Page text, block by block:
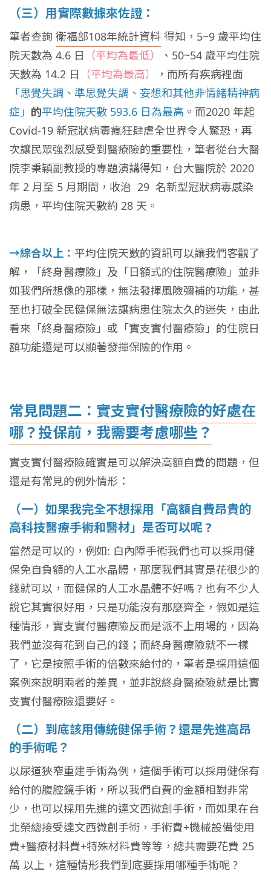
（三）用實際數據來佐證：
筆者查詢 衛福部108年統計資料 得知，5~9 歲平均住
院天數為 4.6 日
（平均為最低）
、50~54 歲平均住院
天數為 14.2 日
（平均為最高）
，而所有疾病裡面
「思覺失調、準思覺失調、妄想和其他非情緒精神病
症」 的平均住院天數 593.6 日為最高 。而2020 年起
Covid-19 新冠狀病毒瘋狂肆虐全世界令人驚恐，再
次讓民眾強烈感受到醫療險的重要性，筆者從台大醫
院李秉穎副教授的專題演講得知，台大醫院於 2020
年 2 月至 5 月期間，收治 29 名新型冠狀病毒感染
病患，平均住院天數約 28 天。
→綜合以上： 平均住院天數的資訊可以讓我們客觀了
解，「終身醫療險」及「日額式的住院醫療險」並非
如我們所想像的那樣，無法發揮風險彌補的功能，甚
至也打破全民健保無法讓病患住院太久的迷失，由此
看來「終身醫療險」或「實支實付醫療險」的住院日
額功能還是可以顯著發揮保險的作用。
常見問題二：實支實付醫療險的好處在
哪？投保前，我需要考慮哪些？
實支實付醫療險確實是可以解決高額自費的問題，但
還是有常見的例外情形：
（一）如果我完全不想採用「高額自費昂貴的
高科技醫療手術和醫材」是否可以呢 ?
當然是可以的，例如: 白內障手術我們也可以採用健
保免自負額的人工水晶體，那麼我們其實是花很少的
錢就可以，而健保的人工水晶體不好嗎 ? 也有不少人
說它其實很好用，只是功能沒有那麼齊全，假如是這
種情形，實支實付醫療險反而是派不上用場的，因為
我們並沒有花到自己的錢；而終身醫療險就不一樣
了，它是按照手術的倍數來給付的，筆者是採用這個
案例來說明兩者的差異，並非說終身醫療險就是比實
支實付醫療險還要好。
（二）到底該用傳統健保手術？還是先進高昂
的手術呢？
以尿道狹窄重建手術為例，這個手術可以採用健保有
給付的腹腔鏡手術，所以我們自費的金額相對非常
少，也可以採用先進的達文西微創手術，而如果在台
北榮總接受達文西微創手術，手術費+機械設備使用
費+醫療材料費+特殊材料費等等，總共需要花費 25
萬 以上，這種情形我們到底要採用哪種手術呢 ?